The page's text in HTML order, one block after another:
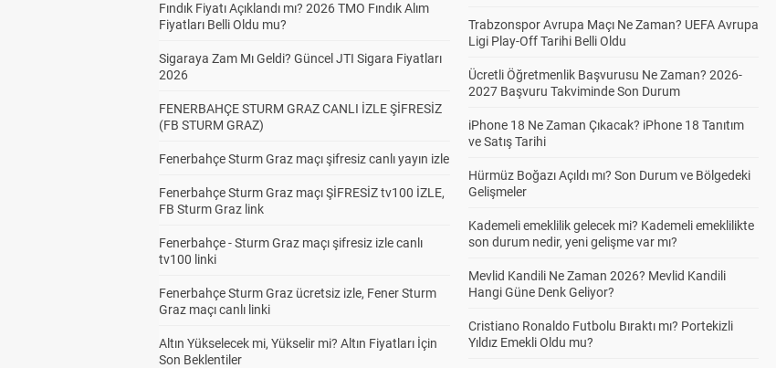
Fındık Fiyatı Açıklandı mı? 2026 TMO Fındık Alım
Fiyatları Belli Oldu mu?
Sigaraya Zam Mı Geldi? Güncel JTI Sigara Fiyatları
2026
FENERBAHÇE STURM GRAZ CANLI İZLE ŞİFRESİZ
(FB STURM GRAZ)
Fenerbahçe Sturm Graz maçı şifresiz canlı yayın izle
Fenerbahçe Sturm Graz maçı ŞİFRESİZ tv100 İZLE,
FB Sturm Graz link
Fenerbahçe - Sturm Graz maçı şifresiz izle canlı
tv100 linki
Fenerbahçe Sturm Graz ücretsiz izle, Fener Sturm
Graz maçı canlı linki
Altın Yükselecek mi, Yükselir mi? Altın Fiyatları İçin
Son Beklentiler
Trabzonspor Avrupa Maçı Ne Zaman? UEFA Avrupa
Ligi Play-Off Tarihi Belli Oldu
Ücretli Öğretmenlik Başvurusu Ne Zaman? 2026-
2027 Başvuru Takviminde Son Durum
iPhone 18 Ne Zaman Çıkacak? iPhone 18 Tanıtım
ve Satış Tarihi
Hürmüz Boğazı Açıldı mı? Son Durum ve Bölgedeki
Gelişmeler
Kademeli emeklilik gelecek mi? Kademeli emeklilikte
son durum nedir, yeni gelişme var mı?
Mevlid Kandili Ne Zaman 2026? Mevlid Kandili
Hangi Güne Denk Geliyor?
Cristiano Ronaldo Futbolu Bıraktı mı? Portekizli
Yıldız Emekli Oldu mu?